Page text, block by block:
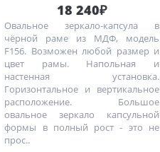
18 240₽
Овальное зеркало-капсула в
чёрной раме из МДФ, модель
F156. Возможен любой размер и
цвет рамы. Напольная и
настенная установка.
Горизонтальное и вертикальное
расположение. Большое
овальное зеркало капсульной
формы в полный рост - это не
прос..